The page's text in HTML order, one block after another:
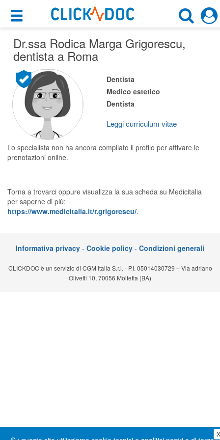
×
Motore di ricerca
×
Cerca uno specialista
Dentista
Roma (RM)
Cosa possiamo offrirti
Per i pazienti
Prenota una visita
Ricerca specialisti
Consulti online
(su medicitalia.it)
Prenotazioni online
Planner e rubrica in cloud
Teleconsulto
Dr.ssa Rodica Marga Grigorescu,
dentista a Roma
Dentista
Medico estetico
Dentista
Leggi curriculum vitae
Lo specialista non ha ancora compilato il profilo per attivare le
prenotazioni online.
Torna a trovarci oppure visualizza la sua scheda su Medicitalia
per saperne di più:
https://www.medicitalia.it/r.grigorescu/.
X
Informativa privacy - Cookie policy - Condizioni generali
CLICKDOC è un servizio di CGM Italia S.r.l. - P.I. 05014030729 – Via adriano
Olivetti 10, 70056 Molfetta (BA)